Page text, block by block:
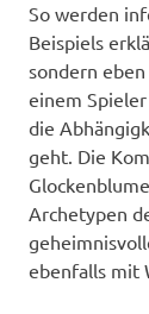
So werden
Beispiels
sondern
einem
die
geht. Die
Archetypen
ebenfalls mit